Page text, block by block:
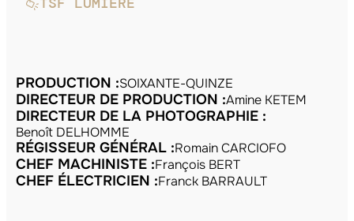
PRODUCTION :SOIXANTE-QUINZE
DIRECTEUR DE PRODUCTION :Amine KETEM
DIRECTEUR DE LA PHOTOGRAPHIE :
Benoît DELHOMME
RÉGISSEUR GÉNÉRAL :Romain CARCIOFO
CHEF MACHINISTE :François BERT
CHEF ÉLECTRICIEN :Franck BARRAULT